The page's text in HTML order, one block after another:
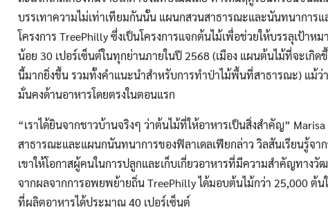
Search
for:
บรรเทาความไม่เท่าเทียมกันนั้น แผนกสวนสาธารณะและนันทนาการแ
โครงการ TreePhilly ซึ่งเป็นโครงการแจกต้นไม้เพื่อช่วยให้บรรลุเป้า
น้อย 30 เปอร์เซ็นต์ในทุกย่านภายในปี 2568 (เมือง แผนต้นไม้ที่จะเกิ
นี้มากยิ่งขึ้น รวมทั้งคำแนะนำสำหรับการทำป่าไม้พื้นที่สาธารณะ) แม้ว่
มั่นคงด้านอาหารโดยตรงในตอนแรก
“เราได้ยินจากชาวบ้านจริงๆ ว่าต้นไม้ที่ให้อาหารเป็นสิ่งสำคัญ”
สาธารณะและแผนกนันทนาการของฟิลาเดลเฟียกล่าว วิลสันเรียนรู้จ
เขาให้โอกาสผู้คนในการปลูกและเก็บเกี่ยวอาหารที่มีความสำคัญทาง
จากผลจากการอพยพย้ายถิ่น TreePhilly ได้มอบต้นไม้กว่า 25,000 ต้
ที่ผลิตอาหารได้ประมาณ 40 เปอร์เซ็นต์